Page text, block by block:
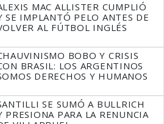
MAC ALLISTER CUMPLIÓ
SE IMPLANTÓ PELO ANTES DE
AL FÚTBOL INGLÉS
BOBO Y CRISIS
BRASIL: LOS ARGENTINOS
DERECHOS Y HUMANOS
SE SUMÓ A BULLRICH
PRESIONA PARA LA RENUNCIA